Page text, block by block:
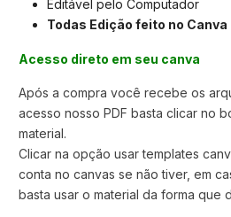
Editável pelo Computador
Todas Edição feito no Canva
Acesso direto em seu canva
Após a compra você recebe os
acesso nosso PDF basta clicar no
material.
Clicar na opção usar templates
conta no canvas se não tiver, em
basta usar o material da forma que